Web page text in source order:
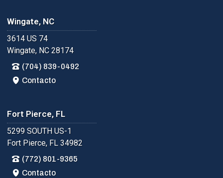
Wingate, NC
3614 US 74
Wingate, NC 28174
(704) 839-0492
Contacto
Fort Pierce, FL
5299 SOUTH US-1
Fort Pierce, FL 34982
(772) 801-9365
Contacto